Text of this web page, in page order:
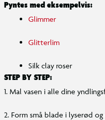
Pyntes med eksempelvis:
Glimmer
Glitterlim
Silk clay roser
STEP BY STEP:
1. Mal vasen i alle dine
2. Form små blade i lyserød